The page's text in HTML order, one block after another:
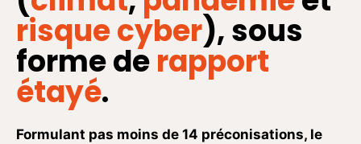
risque cyber), sous
forme derapport
étayé.
Formulant pas moins de 14 préconisations, le